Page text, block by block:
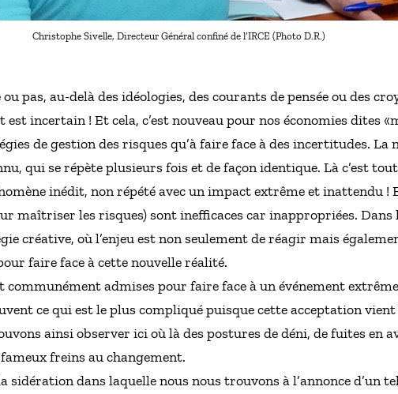
Christophe Sivelle, Directeur Général confiné de l’IRCE (Photo D.R.)
pas, au-delà des idéologies, des courants de pensée ou des
est incertain ! Et cela, c’est nouveau pour nos économies dites
de gestion des risques qu’à faire face à des incertitudes.
qui se répète plusieurs fois et de façon identique. Là c’est
inédit, non répété avec un impact extrême et inattendu !
maîtriser les risques) sont inefficaces car inappropriées.
créative, où l’enjeu est non seulement de réagir mais
faire face à cette nouvelle réalité.
admises pour faire face à un événement
ce qui est le plus compliqué puisque cette acceptation
ainsi observer ici où là des postures de déni, de fuites en
freins au changement.
dans laquelle nous nous trouvons à l’annonce d’un